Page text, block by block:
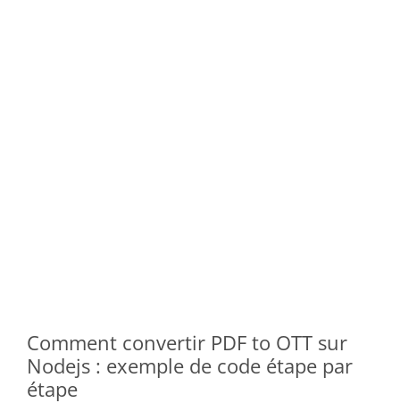
Comment convertir PDF to OTT sur
Nodejs : exemple de code étape par
étape